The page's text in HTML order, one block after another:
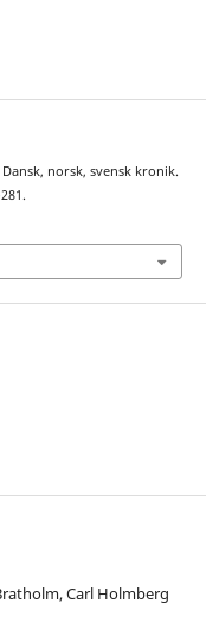
norsk, svensk kronik.
Carl Holmberg